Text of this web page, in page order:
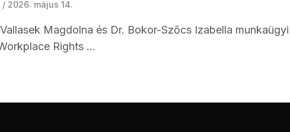
2026. május 14.
Magdolna és Dr. Bokor-Szőcs Izabella
Rights ...